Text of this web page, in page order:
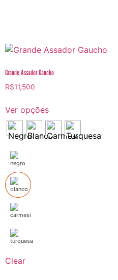
Grande Assador Gaucho
R$11,500
Ver opções
Clear